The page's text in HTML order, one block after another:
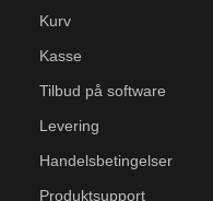
Kurv
Kasse
Tilbud på software
Levering
Handelsbetingelser
Produktsupport